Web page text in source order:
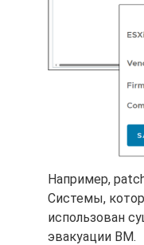
Например,
Системы,
использован
эвакуации ВМ.